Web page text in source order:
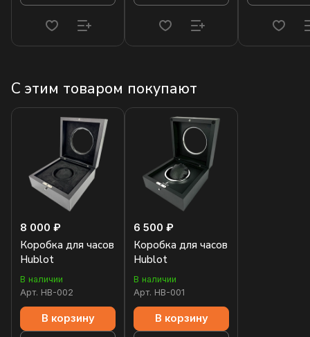
С этим товаром покупают
8 000 ₽
Коробка для часов
Hublot
В наличии
Арт. HB-002
В корзину
6 500 ₽
Коробка для часов
Hublot
В наличии
Арт. HB-001
В корзину